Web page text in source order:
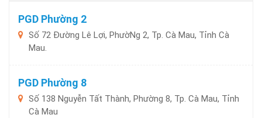
PGD Phường 2
Số 72 Đường Lê Lợi, PhườNg 2, Tp. Cà Mau, Tỉnh Cà
Mau.
PGD Phường 8
Số 138 Nguyễn Tất Thành, Phường 8, Tp. Cà Mau, Tỉnh
Cà Mau